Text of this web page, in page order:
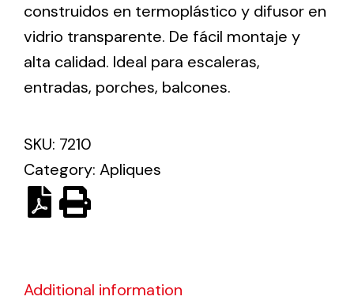
Ventilation
The incorporation of Novovent into the group
de necesidades.
construidos en termoplástico y difusor en
vidrio transparente. De fácil montaje y
alta calidad. Ideal para escaleras,
entradas, porches, balcones.
SKU: 7210
Category: Apliques
Additional information